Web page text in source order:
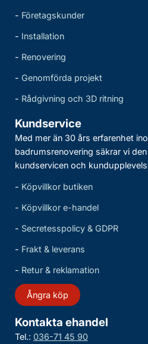
- Företagskunder
- Installation
- Renovering
- Genomförda projekt
- Rådgivning och 3D ritning
Kundservice
Med mer än 30 års erfarenhet
badrumsrenovering säkrar vi
kundservicen och
- Köpvillkor butiken
- Köpvillkor e-handel
- Secretesspolicy & GDPR
- Frakt & leverans
- Retur & reklamation
Ångra köp
Kontakta ehandel
Tel.: 036-71 45 90